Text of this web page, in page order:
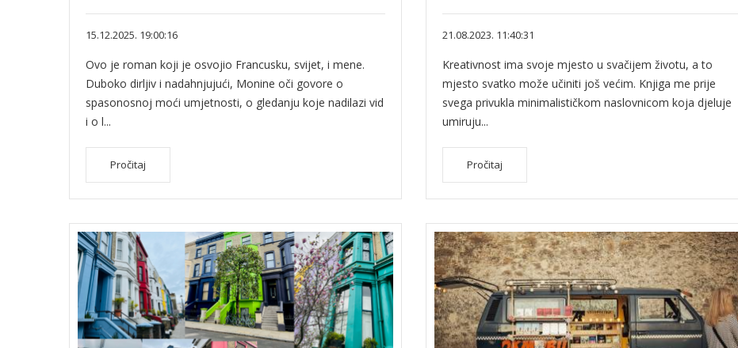
15.12.2025. 19:00:16
Ovo je roman koji je osvojio Francusku, svijet, i mene.
Duboko dirljiv i nadahnjujući, Monine oči govore o
spasonosnoj moći umjetnosti, o gledanju koje nadilazi vid
i o l...
Pročitaj
21.08.2023. 11:40:31
Kreativnost ima svoje mjesto u svačijem životu, a to
mjesto svatko može učiniti još većim. Knjiga me prije
svega privukla minimalističkom naslovnicom koja djeluje
umiruju...
Pročitaj